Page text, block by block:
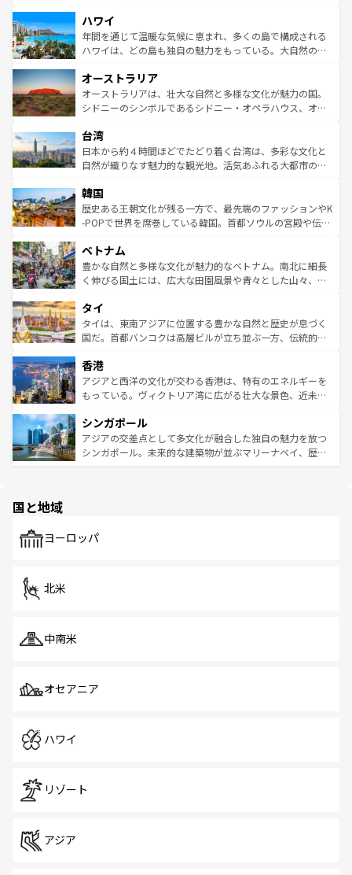
ば市内交通費無料で観光を楽しむこともできる。 なお、新
着のスイス情報はコンテンツ一覧 を参照してほしい。
のような巨大都市は、観光、ショッピング、エンターテイ
ンメントが詰まった刺激的なスポットだ。一方、アメリカ
西部には大自然が広がり、グランドキャニオンやイエロー
部のニューオーリンズでは、音楽と美食が融合した独特の
文化が魅力。旅行者はアメリカの各地域で異なる魅力を楽
しみながら、その多様性と豊かな歴史を感じることができ
ならではの贅沢な旅のスタイルだ。 なお、新着のアメリカ
情報はコンテンツ一覧を参照してほしい。
ハワイ
年間を通じて温暖な気候に恵まれ、多くの島で構成される
ハワイは、どの島も独自の魅力をもっている。大自然の神
ワイ島は見逃せない。また、定番の観光地といえばオアフ
島だが、静かな自然を求めるならマウイ島やカウアイ島が
おすすめ。エメラルドグリーンに輝く海をはじめ、豊かな
れるおもてなしの心で訪れる人々を迎えてくれるハワイの
人々、おいしいローカルフードやハワイアンミュージッ
ク、伝統的なフラダンスなど、すべてがハワイの魅力を彩
ワイを、存分に味わってほしい。 なお、新着のハワイ情報
はコンテンツ一覧を参照してほしい。
オーストラリア
オーストラリアは、壮大な自然と多様な文化が魅力の国。
シドニーのシンボルであるシドニー・オペラハウス、オー
リアリーフや大陸中央部にそびえるウルル（エアーズロッ
ク）、タスマニアの美しい原生林やケアンズの熱帯雨林な
ど、見どころがたくさん。また、カフェやワイン、オージ
いる。アクティビティも充実しており、サーフィンやダイ
ビング、ハイキングなど、アウトドア好きにはたまらな
い。オーストラリアの多彩な魅力を存分に味わいつくそ
参照してほしい。
台湾
日本から約４時間ほどでたどり着く台湾は、多彩な文化と
自然が織りなす魅力的な観光地。活気あふれる大都市の台
ン）、静ひつな山岳地帯である台湾東部など、都市の喧騒
と山間の静けさが共存しており、訪れる人に新しい発見と
驚きをもたらしてくれる。また、奥深い台湾の食文化も魅
容にもいいと評判のスイーツなど、バラエティ豊かな料理
が味わえる。 なお、新着の台湾情報は コンテンツ一覧を参
照してほしい。
韓国
歴史ある王朝文化が残る一方で、最先端のファッションやK
-POPで世界を席巻している韓国。首都ソウルの宮殿や伝統
き、地方に足を延ばせば四季折々の自然美を楽しむことが
できる。そして、キムチや焼肉、絶品のストリートフード
まで、さまざまな韓国料理が待っている。夜には、韓国な
リティに包まれながら、韓国の多彩な魅力を心ゆくまで味
わってみてほしい。 なお、新着の韓国情報はコンテンツ一
覧を参照してほしい。
ベトナム
豊かな自然と多様な文化が魅力的なベトナム。南北に細長
く伸びる国土には、広大な田園風景や青々とした山々、世
急速な発展と共に伝統が息づく。ハノイの古い町並みやホ
ーチミン市のフランス統治時代の建物も、独特の雰囲気を
醸し出している。また、バラエティの豊かさとおいしさで
とつ。フォーやバインミー、ベトナムコーヒーなどは、ぜ
ひ現地で味わいたい。どの地域を訪れてもあたたかい人々
が旅行者を迎えてくれるので、きっと忘れられない旅にな
参照してほしい。
タイ
タイは、東南アジアに位置する豊かな自然と歴史が息づく
国だ。首都バンコクは高層ビルが立ち並ぶ一方、伝統的な
の活気が交差している。北部ではチェンマイなどの山岳地
帯で自然と触れ合い、南部ではプーケットやクラビの美し
いビーチでリゾート気分を楽しむことができる。タイ料理
激する。気候は一年中温暖で、どの季節にも異なる楽しみ
が待っている。親しみやすいタイの人々、仏教を中心とし
た文化、そして多様な観光資源が、訪れる旅人を魅了し続
香港
アジアと西洋の文化が交わる香港は、特有のエネルギーを
もっている。ヴィクトリア湾に広がる壮大な景色、近未来
み、どこを訪れても感動するはず。観光スポットが密集し
ており、効率よく見どころを回れるのも魅力。息をのむよ
うな絶景から文化的な体験まで、香港を存分に楽しみ尽く
シンガポール
アジアの交差点として多文化が融合した独自の魅力を放つ
シンガポール。未来的な建築物が並ぶマリーナベイ、歴史
で、ホーカーズは地元の風情を楽しめる外せないスポット
国と地域
ヨーロッパ
北米
中南米
オセアニア
ハワイ
リゾート
アジア